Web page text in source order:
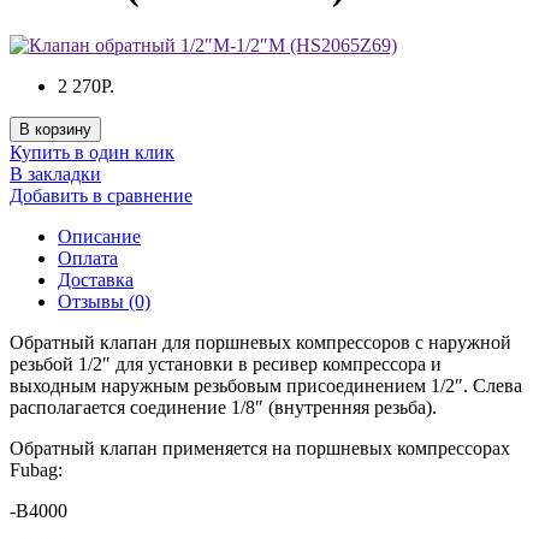
2 270Р.
В корзину
Купить в один клик
В закладки
Добавить в сравнение
Описание
Оплата
Доставка
Отзывы (0)
Обратный клапан для поршневых компрессоров с наружной
резьбой 1/2″ для установки в ресивер компрессора и
выходным наружным резьбовым присоединением 1/2″. Слева
располагается соединение 1/8″ (внутренняя резьба).
Обратный клапан применяется на поршневых компрессорах
Fubag:
-B4000